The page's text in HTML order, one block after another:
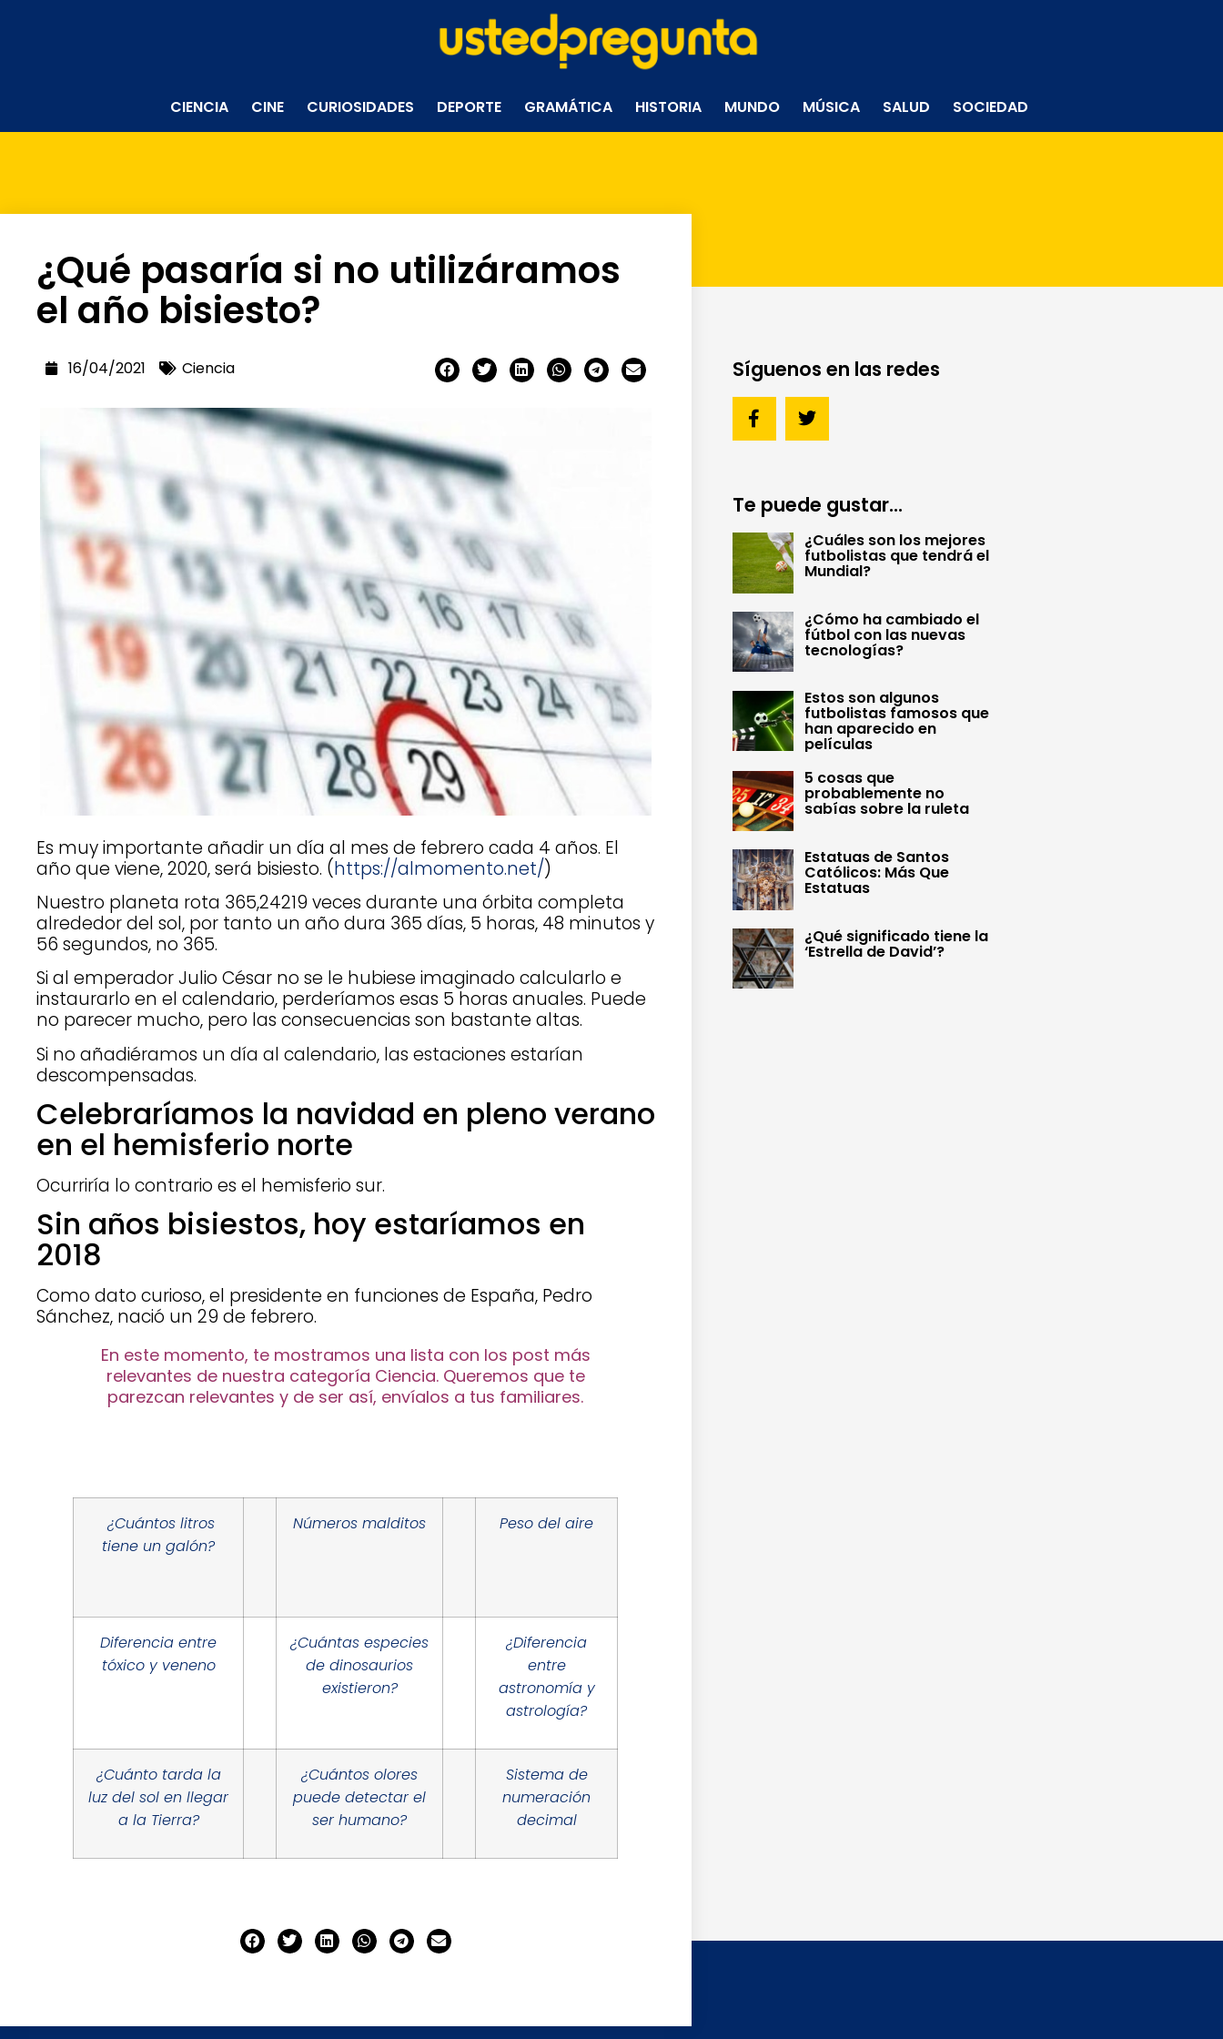
CIENCIA CINE CURIOSIDADES DEPORTE GRAMÁTICA HISTORIA MUNDO MÚSICA SALUD SOCIEDAD
¿Qué pasaría si no utilizáramos
el año bisiesto?
16/04/2021 Ciencia
Es muy importante añadir un día al mes de febrero cada 4 años. El
año que viene, 2020, será bisiesto. (https://almomento.net/)
Nuestro planeta rota 365,24219 veces durante una órbita completa
alrededor del sol, por tanto un año dura 365 días, 5 horas, 48 minutos y
56 segundos, no 365.
Si al emperador Julio César no se le hubiese imaginado calcularlo e
instaurarlo en el calendario, perderíamos esas 5 horas anuales. Puede
no parecer mucho, pero las consecuencias son bastante altas.
Si no añadiéramos un día al calendario, las estaciones estarían
descompensadas.
Celebraríamos la navidad en pleno verano
en el hemisferio norte
Ocurriría lo contrario es el hemisferio sur.
Sin años bisiestos, hoy estaríamos en
2018
Como dato curioso, el presidente en funciones de España, Pedro
Sánchez, nació un 29 de febrero.
En este momento, te mostramos una lista con los post más
relevantes de nuestra categoría Ciencia. Queremos que te
parezcan relevantes y de ser así, envíalos a tus familiares.
¿Cuántos litros
tiene un galón?
Números malditos Peso del aire
Diferencia entre
tóxico y veneno
¿Cuántas especies
de dinosaurios
existieron?
¿Diferencia
entre
astronomía y
astrología?
¿Cuánto tarda la
luz del sol en llegar
a la Tierra?
¿Cuántos olores
puede detectar el
ser humano?
Sistema de
numeración
decimal
Síguenos en las redes
Te puede gustar...
¿Cuáles son los mejores
futbolistas que tendrá el
Mundial?
¿Cómo ha cambiado el
fútbol con las nuevas
tecnologías?
Estos son algunos
futbolistas famosos que
han aparecido en
películas
5 cosas que
probablemente no
sabías sobre la ruleta
Estatuas de Santos
Católicos: Más Que
Estatuas
¿Qué significado tiene la
‘Estrella de David’?